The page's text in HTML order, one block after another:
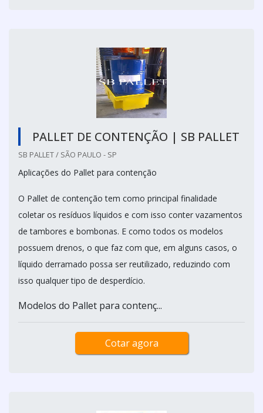
PALLET DE CONTENÇÃO | SB PALLET
SB PALLET / SÃO PAULO - SP
Aplicações do Pallet para contenção
O Pallet de contenção tem como principal finalidade
coletar os resíduos líquidos e com isso conter vazamentos
de tambores e bombonas. E como todos os modelos
possuem drenos, o que faz com que, em alguns casos, o
líquido derramado possa ser reutilizado, reduzindo com
isso qualquer tipo de desperdício.
Modelos do Pallet para contenç...
Cotar agora